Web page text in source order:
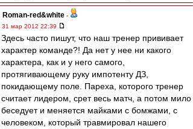
Roman-red&white -
31 мар 2012 22:39
Здесь часто пишут, что наш тренер прививает
характер команде?! Да нет у нее ни какого
характера, как и у него самого,
протягивающему руку импотенту ДЗ,
покидающему поле. Пареха, которого тренер
считает лидером, срет весь матч, а потом мило
беседует и меняется майками с бомжами, с
человеком, который травмировал нашего